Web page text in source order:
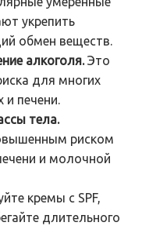
укрепить
обмен веществ.
алкоголя.Это
для многих
и печени.
тела.
риском
и молочной
кремы с SPF,
длительного